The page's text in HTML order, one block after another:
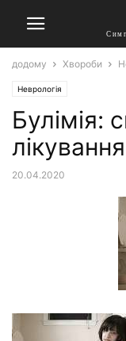
додому Хвороби
Неврологія
Булімія:
лікування
20.04.2020